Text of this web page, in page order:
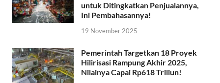
untuk Ditingkatkan Penjualannya,
Ini Pembahasannya!
19 November 2025
Pemerintah Targetkan 18 Proyek
Hilirisasi Rampung Akhir 2025,
Nilainya Capai Rp618 Triliun!